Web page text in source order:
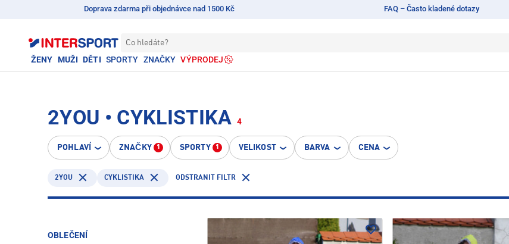
Doprava zdarma při objednávce nad 1500 Kč FAQ – Často kladené dotazy
Co hledáte?
ŽENY MUŽI DĚTI SPORTY ZNAČKY VÝPRODEJ
2YOU • CYKLISTIKA 4
POHLAVÍ ZNAČKY 1 SPORTY 1 VELIKOST BARVA CENA
2YOU CYKLISTIKA ODSTRANIT FILTR
OBLEČENÍ